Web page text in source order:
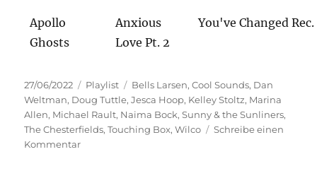
Apollo
Ghosts
Anxious
Love Pt. 2
You've Changed Rec.
Veröffentlicht
am
27/06/2022 Kategorien
Playlist Schlagwörter
Bells Larsen,Cool Sounds, Dan
Weltman, Doug Tuttle,Jesca Hoop, Kelley Stoltz, Marina
Allen, Michael Rault, Naima Bock,Sunny & the Sunliners,
The Chesterfields,Touching Box,Wilco
Schreibe einen
Kommentarzu